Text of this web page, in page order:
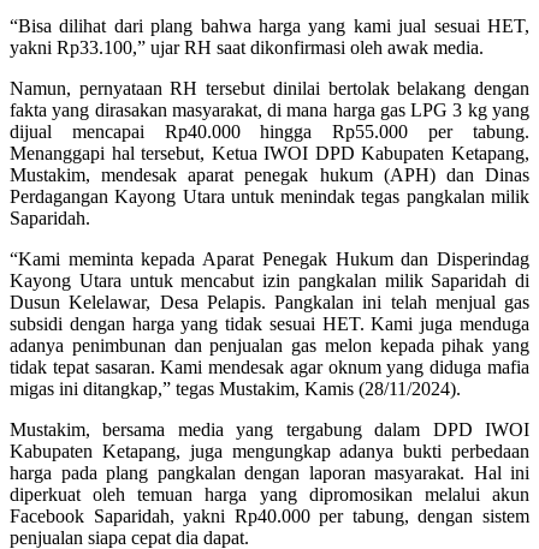
“Bisa dilihat dari plang bahwa harga yang kami jual sesuai HET,
yakni Rp33.100,” ujar RH saat dikonfirmasi oleh awak media.
Namun, pernyataan RH tersebut dinilai bertolak belakang dengan
fakta yang dirasakan masyarakat, di mana harga gas LPG 3 kg yang
dijual mencapai Rp40.000 hingga Rp55.000 per tabung.
Menanggapi hal tersebut, Ketua IWOI DPD Kabupaten Ketapang,
Mustakim, mendesak aparat penegak hukum (APH) dan Dinas
Perdagangan Kayong Utara untuk menindak tegas pangkalan milik
Saparidah.
“Kami meminta kepada Aparat Penegak Hukum dan Disperindag
Kayong Utara untuk mencabut izin pangkalan milik Saparidah di
Dusun Kelelawar, Desa Pelapis. Pangkalan ini telah menjual gas
subsidi dengan harga yang tidak sesuai HET. Kami juga menduga
adanya penimbunan dan penjualan gas melon kepada pihak yang
tidak tepat sasaran. Kami mendesak agar oknum yang diduga mafia
migas ini ditangkap,” tegas Mustakim, Kamis (28/11/2024).
Mustakim, bersama media yang tergabung dalam DPD IWOI
Kabupaten Ketapang, juga mengungkap adanya bukti perbedaan
harga pada plang pangkalan dengan laporan masyarakat. Hal ini
diperkuat oleh temuan harga yang dipromosikan melalui akun
Facebook Saparidah, yakni Rp40.000 per tabung, dengan sistem
penjualan siapa cepat dia dapat.